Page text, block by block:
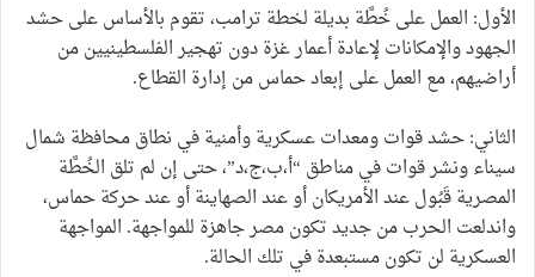
الأول: العمل على خُطَّة بديلة لخطة ترامب، تقوم بالأساس على حشد
الجهود والإمكانات لإعادة أعمار غزة دون تهجير الفلسطينيين من
أراضيهم، مع العمل على إبعاد حماس من إدارة القطاع.
الثاني: حشد قوات ومعدات عسكرية وأمنية في نطاق محافظة شمال
سيناء ونشر قوات في مناطق “أ،ب،ج،د”، حتى إن لم تلق الخُطَّة
المصرية قَبُول عند الأمريكان أو عند الصهاينة أو عند حركة حماس،
واندلعت الحرب من جديد تكون مصر جاهزة للمواجهة. المواجهة
العسكرية لن تكون مستبعدة في تلك الحالة.